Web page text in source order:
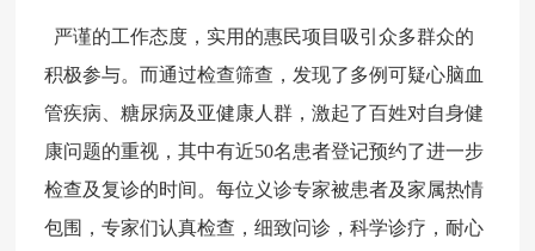
严谨的工作态度 ， 实用的惠民项目 吸引众多群众的
积极参与。而通过检查筛查，发现了多例可疑心脑血
管疾病、糖尿病及亚健康人群，激起了百姓对自身健
康问题的重视，其中有近50名患者登记预约了进一步
检查及复诊的时间。每位义诊专家被患者及家属热情
包围，专家们认真检查，细致问诊，科学诊疗，耐心